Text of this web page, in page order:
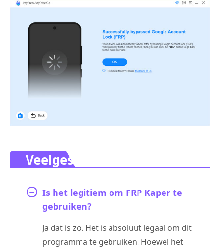
Veelgestelde vragen.
Is het legitiem om FRP Kaper te
gebruiken?
Ja dat is zo. Het is absoluut legaal om dit
programma te gebruiken. Hoewel het